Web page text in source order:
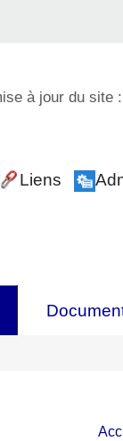
à jour du site
Liens